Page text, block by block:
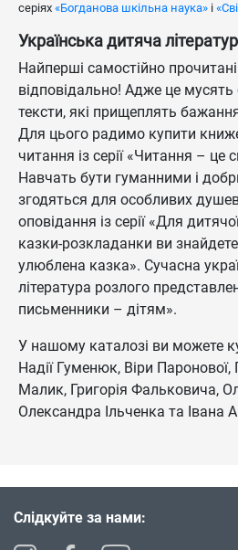
серіях «Богданова шкільна наука» і
Українська дитяча
Найперші самостійно
відповідально! Адже це мусять
тексти, які прищеплять
Для цього радимо купити
читання із серії «Читання – це
Навчать бути гуманними і
згодяться для особливих
оповідання із серії «Для
казки-розкладанки ви знайдете
улюблена казка». Сучасна
література розлого
письменники – дітям».
У нашому каталозі ви можете
Надії Гуменюк, Віри
Малик, Григорія Фальковича,
Олександра Ільченка та Івана
Слідкуйте за нами: